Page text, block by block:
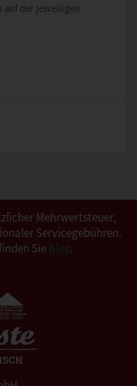
auf der jeweiligen
Mehrwertsteuer,
Servicegebühren.
Sie
.